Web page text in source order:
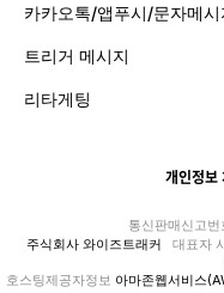
카카오톡/앱푸시/문자메시
트리거 메시지
리타게팅
통신판매신고번
주식회사 와이즈트래커 대표자
호스팅제공자정보 아마존웹서비스
개인정보